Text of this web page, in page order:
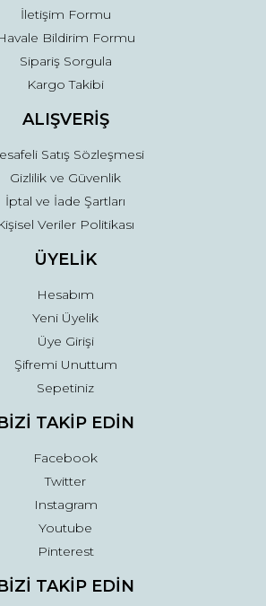
Gönder
İletişim Formu
Bildirim Formu
Sipariş Sorgula
Kargo Takibi
ALIŞVERİŞ
Satış Sözleşmesi
Gizlilik ve Güvenlik
İptal ve İade Şartları
Veriler Politikası
ÜYELİK
Hesabım
Yeni Üyelik
Üye Girişi
Şifremi Unuttum
Sepetiniz
TAKİP EDİN
Facebook
Twitter
Instagram
Youtube
Pinterest
TAKİP EDİN